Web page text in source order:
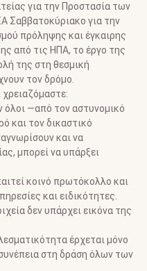
για την Προστασία των
Σαββατοκύριακο για την
πρόληψης και έγκαιρης
από τις ΗΠΑ, το έργο της
της στη θεσμική
τον δρόμο.
χρειαζόμαστε:
όλοι —από τον αστυνομικό
και τον δικαστικό
και να
μπορεί να υπάρξει
κοινό πρωτόκολλο και
και ειδικότητες.
δεν υπάρχει εικόνα της
έρχεται μόνο
στη δράση όλων των